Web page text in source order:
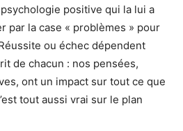
psychologie positive qui la lui a
par la case « problèmes » pour
ou échec dépendent
de chacun : nos pensées,
ont un impact sur tout ce que
tout aussi vrai sur le plan